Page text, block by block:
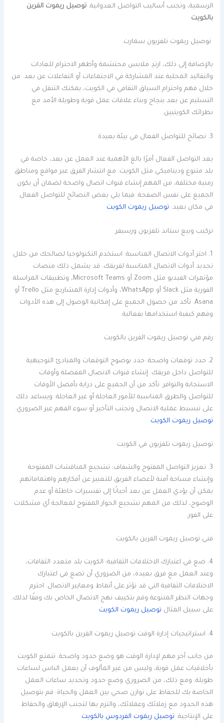
الرسمية، وتجنب أساليب التواصل العدوانية.توصيل ريموت القرين
بالكويت
توصيل ريموت تلفزيون سمارت
بالإضافة إلى ذلك، ارتدِ ملابس محتشمة وأظهر الاحترام للعادات
والتقاليد المحلية عند المشاركة في الاجتماعات أو التفاعلات عن بعد. من
خلال فهم واحترام السياق الثقافي في الكويت، يمكنك التنقل في
التسليم عن بعد بنجاح وبناء علاقات عمل قوية وطويلة الأمد مع
نظرائك الكويتيين.
3. نصائح للتواصل الفعال في بيئة بعيدة
يعد التواصل الفعال أمرًا بالغ الأهمية عند العمل عن بعد، خاصة في
بلد متنوع وديناميكي مثل الكويت. مع انتشار الفرق عبر مواقع ومناطق
زمنية مختلفة، من المهم إنشاء قنوات اتصال واضحة لضمان أن يكون
الجميع على نفس الصفحة. فيما يلي بعض النصائح للتواصل الفعال
في مكان بعيد: توصيل ريموت الكويت
تركيب وبيع ستاند تلفزيون ورسيفر
1. اختر أدوات الاتصال المناسبة: استخدم التكنولوجيا لصالحك من خلال
تحديد أدوات الاتصال المناسبة لفريقك. قد يشمل ذلك منصات
مؤتمرات الفيديو مثل Zoom أو Microsoft Teams، وتطبيقات المراسلة
الفورية مثل Slack أو WhatsApp، وأدوات إدارة المشاريع مثل Trello أو
Asana. تأكد من حصول الجميع على إمكانية الوصول إلى هذه الأدوات
وفهم كيفية استخدامها بفعالية.
رقم فني توصيل ريموت القرين بالكويت
2. حدد توقعات واضحة: حدد بوضوح التوقعات والمبادئ التوجيهية
للتواصل داخل فريقك. إنشاء قنوات الاتصال المفضلة وأوقات
الاستجابة والتوافر. تأكد من أن الجميع على دراية بأفضل الأوقات
للتواصل والطرق المناسبة للأمور العاجلة أو غير العاجلة. ويساعد ذلك
على تبسيط عملية الاتصال وتجنب التأخير أو سوء الفهم غير الضروري.
توصيل ريموت الكويت
توصيل ريموت تلفزيون في الكويت
3. تعزيز التواصل المفتوح والشفاف: تشجيع المناقشات المفتوحة
وإنشاء مساحة آمنة لأعضاء الفريق للتعبير عن أفكارهم واهتماماتهم.
يمكن أن يؤدي العمل عن بعد أحيانًا إلى تفسيرات خاطئة أو عدم
الوضوح، لذلك من المهم تشجيع الحوار المفتوح لمعالجة أي مشكلات
على الفور.
فني توصيل ريموت القرين بالكويت
4. ضع في اعتبارك الاختلافات الثقافية: الكويت بلد متعدد الثقافات،
وعند العمل مع فرق بعيدة، من الضروري أن تضع في اعتبارك
الاختلافات الثقافية التي قد تؤثر على أنماط ومعايير الاتصال. احترم
وجهات النظر المتنوعة وقم بتكييف نهج الاتصال الخاص بك وفقًا لذلك.
على سبيل المثال توصيل ريموت الكويت
4. استراتيجيات إدارة الوقت توصيل ريموت القرين بالكويت
من جانب آخر مهم لإدارة الوقت هو وضع حدود واضحة. تتمتع الكويت
بأخلاقيات عمل قوية، وليس من غير المألوف أن يعمل الناس لساعات
طويلة. ومع ذلك، من الضروري وضع حدود وتحديد ساعات العمل
الخاصة بك للحفاظ على توازن صحي بين العمل والحياة. قم بتوصيل
هذه الحدود مع زملائك وعملائك، والتزم بها لتجنب الإرهاق والحفاظ
على الإنتاجية. توصيل ريموت الفردوس بالكويت